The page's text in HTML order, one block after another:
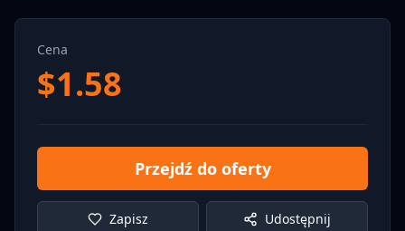
Cena
$1.58
Przejdź do oferty
Zapisz Udostępnij